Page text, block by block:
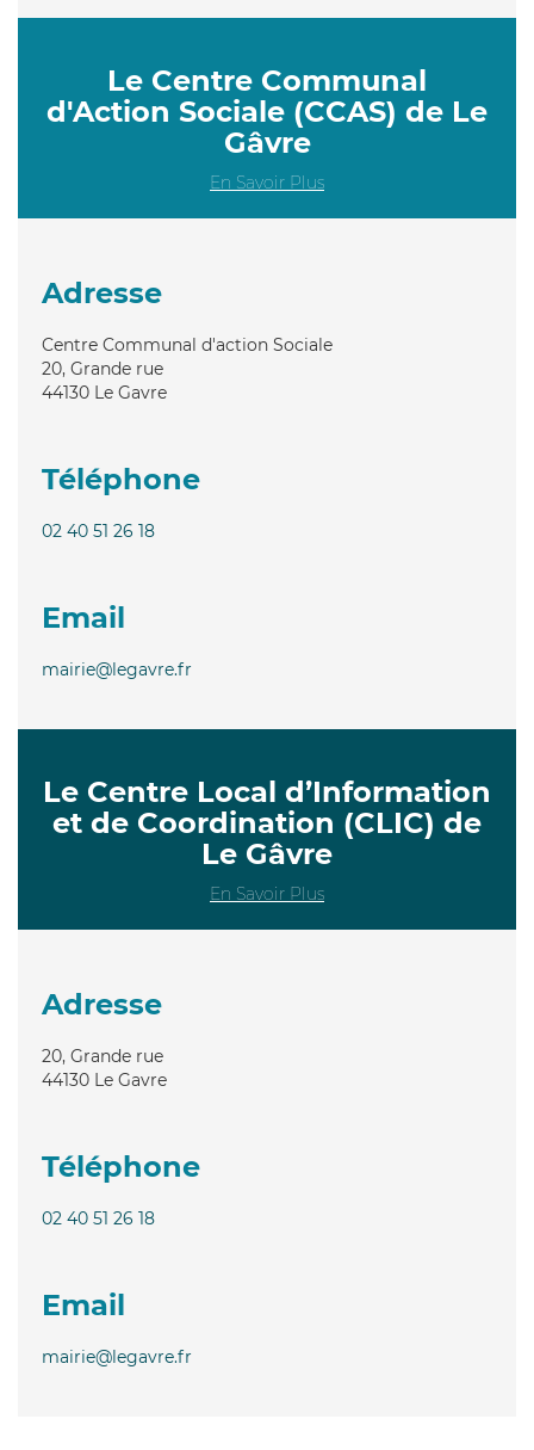
Le Centre Communal
d'Action Sociale (CCAS) de Le
Gâvre
En Savoir Plus
Adresse
Centre Communal d'action Sociale
20, Grande rue
44130 Le Gavre
Téléphone
02 40 51 26 18
Email
mairie@legavre.fr
Le Centre Local d’Information
et de Coordination (CLIC) de
Le Gâvre
En Savoir Plus
Adresse
20, Grande rue
44130 Le Gavre
Téléphone
02 40 51 26 18
Email
mairie@legavre.fr